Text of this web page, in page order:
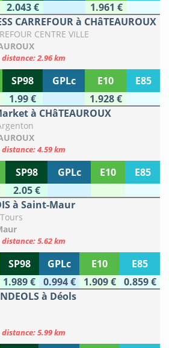
2.043 €
1.961 €
CARREFOUR à CHâTEAUROUX
CENTRE VILLE
distance: 2.96 km
SP98 GPLc E10
E85
1.99 €
1.928 €
à CHâTEAUROUX
distance: 4.59 km
SP98 GPLc E10
E85
2.05 €
à Saint-Maur
distance: 5.62 km
SP98 GPLc E10
E85
1.989 € 0.994 € 1.909 €
0.859 €
à Déols
distance: 5.99 km